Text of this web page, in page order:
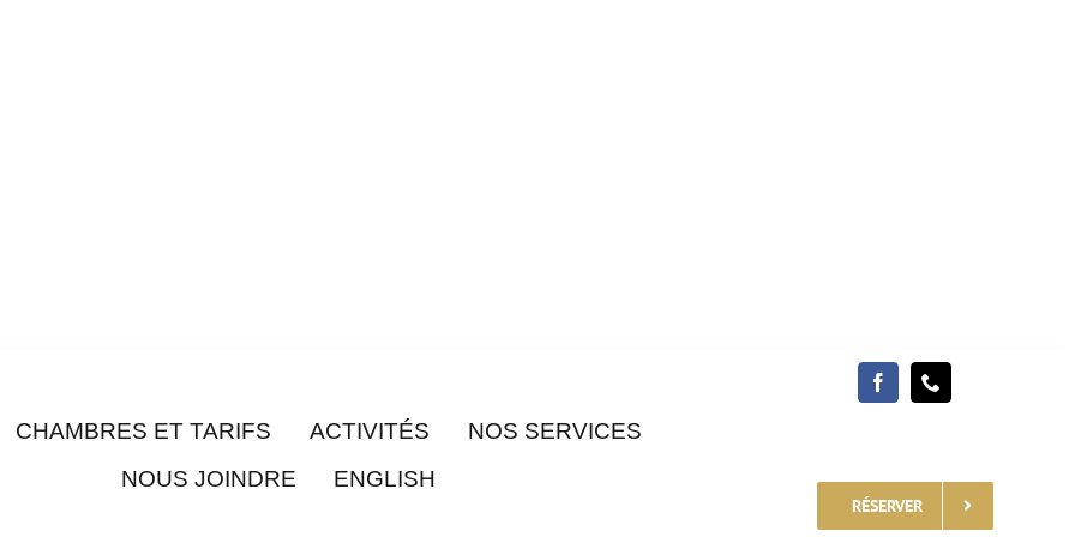
CHAMBRES ET TARIFS ACTIVITÉS
NOS SERVICES
NOUS JOINDRE
ENGLISH
RÉSERVER